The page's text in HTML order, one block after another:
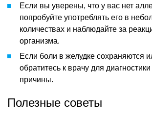
Если вы уверены, что у вас нет
попробуйте употреблять его в
количествах и наблюдайте за
организма.
Если боли в желудке сохраняются
обратитесь к врачу для
причины.
Полезные советы